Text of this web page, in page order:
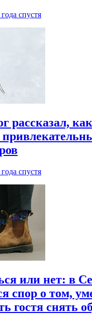
года спустя
рассказал,
года спустя
или нет: в
спор о том,
гостя снять